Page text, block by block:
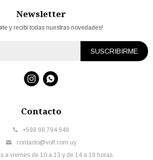
Contacto
+598 98 794 949
contacto@volf.com.uy
a viernes de 10 a 13 y de 14 a 19 horas.
Newsletter
y recibí todas nuestras novedades!
SUSCRIBIRME
 